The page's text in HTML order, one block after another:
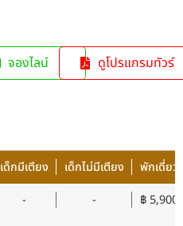
จองไลน์ ดูโปรแกรมทัวร์
เด็กมีเตียง เด็กไม่มีเตียง
พักเดี่ยว
- - ฿ 5,900